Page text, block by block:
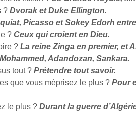
? Dvorak et Duke Ellington.
Picasso et Sokey Edorh
? Ceux qui croient en Dieu.
? La reine Zinga en premier, et
Adandozan, Sankara.
tout ? Prétendre tout savoir.
que vous méprisez le plus ? Pour
le plus ? Durant la guerre